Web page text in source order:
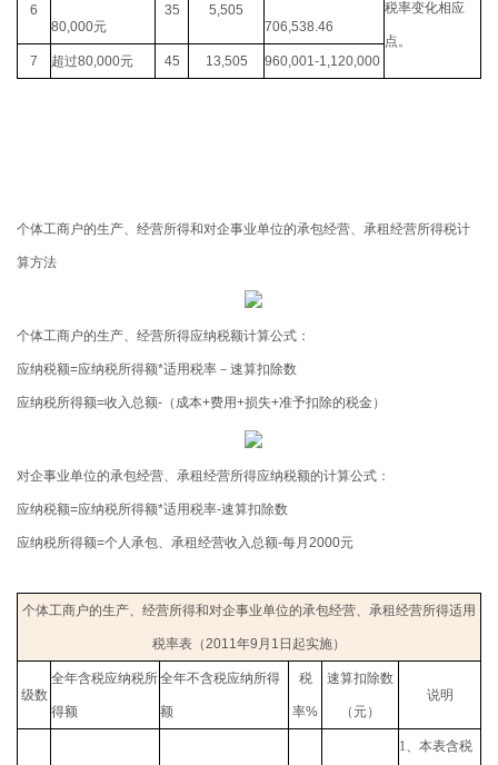
税率变化相应
点。
6
80,000元
35 5,505
706,538.46
7 超过80,000元 45 13,505 960,001-1,120,000
个体工商户的生产、经营所得和对企事业单位的承包经营、承租经营所得税计
算方法
个体工商户的生产、经营所得应纳税额计算公式：
应纳税额=应纳税所得额*适用税率－速算扣除数
应纳税所得额=收入总额- （成本+费用+损失+准予扣除的税金）
对企事业单位的承包经营、承租经营所得应纳税额的计算公式：
应纳税额=应纳税所得额*适用税率-速算扣除数
应纳税所得额=个人承包、承租经营收入总额-每月2000元
个体工商户的生产、经营所得和对企事业单位的承包经营、承租经营所得适用
税率表（2011 年9 月 1 日起实施）
级数
全年含税应纳税所
得额
全年不含税应纳所得
额
税
率%
速算扣除数
（元）
说明
1 、本表含税